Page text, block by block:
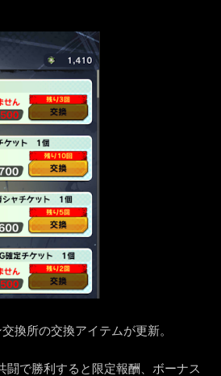
換所の交換アイテムが更新。
闘で勝利すると限定報酬、ボーナス